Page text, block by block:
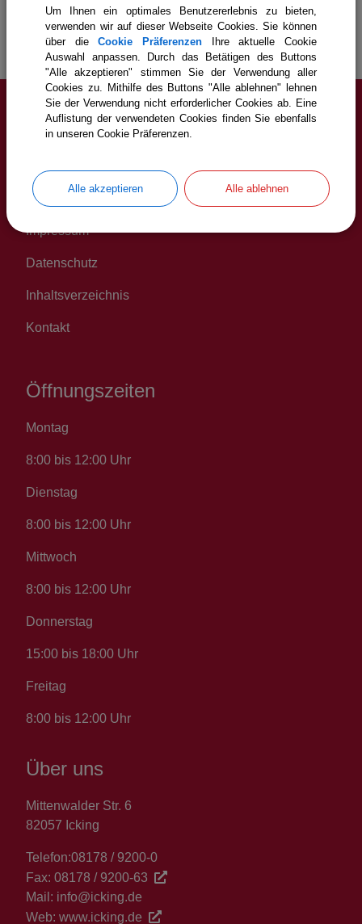
Gemeinde Icking
Gemeinde & Rathaus
Rund um die Uhr in´s Rathaus
Friedhof
Service
Erklärung zur Barrierefreiheit
Impressum
Datenschutz
Inhaltsverzeichnis
Kontakt
Öffnungszeiten
Montag
8:00 bis 12:00 Uhr
Dienstag
8:00 bis 12:00 Uhr
Mittwoch
8:00 bis 12:00 Uhr
Donnerstag
15:00 bis 18:00 Uhr
Freitag
8:00 bis 12:00 Uhr
Über uns
Mittenwalder Str. 6
82057 Icking
Telefon:08178 / 9200-0
Fax: 08178 / 9200-63
Mail: info@icking.de
Web: www.icking.de
Um Ihnen ein optimales Benutzererlebnis zu bieten,
verwenden wir auf dieser Webseite Cookies. Sie können
über dieCookie Präferenzen Ihre aktuelle Cookie
Auswahl anpassen. Durch das Betätigen des Buttons
"Alle akzeptieren" stimmen Sie der Verwendung aller
Cookies zu. Mithilfe des Buttons "Alle ablehnen" lehnen
Sie der Verwendung nicht erforderlicher Cookies ab. Eine
Auflistung der verwendeten Cookies finden Sie ebenfalls
in unseren Cookie Präferenzen.
Alle akzeptieren Alle ablehnen